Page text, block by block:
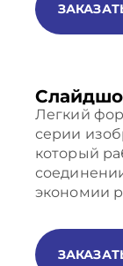
Легкий
серии
который
экономии